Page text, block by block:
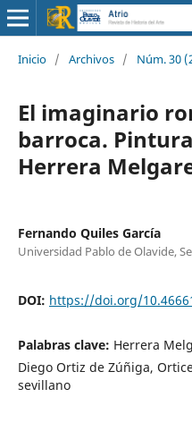
Inicio / Archivos / Núm. 30
El imaginario
barroca.
Herrera
Fernando Quiles García
Universidad Pablo de Olavide,
DOI: https://doi.org/
Palabras clave: Herrera
Diego Ortiz de Zúñiga,
sevillano